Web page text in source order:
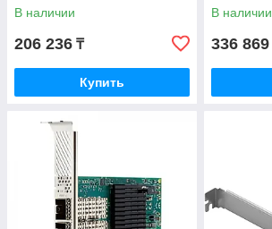
В наличии
206 236 ₸
Купить
В наличии
336 869